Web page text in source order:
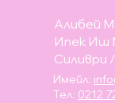
Алибей
Ипек Иш
Силиври
Имейл:
Тел: 0212